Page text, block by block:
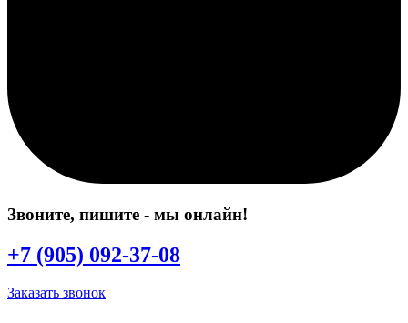
Звоните, пишите - мы онлайн!
+7 (905) 092-37-08
Заказать звонок